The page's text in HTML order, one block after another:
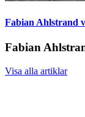
Fabian Ahlstrand
Fabian
Visa alla artiklar